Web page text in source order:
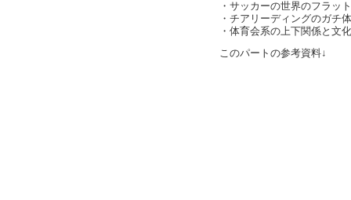
・サッカーの世界のフラッ
・チアリーディングのガチ
・体育会系の上下関係と文
このパートの参考資料↓